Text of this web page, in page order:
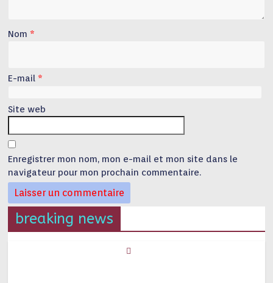
Nom *
E-mail *
Site web
Enregistrer mon nom, mon e-mail et mon site dans le
navigateur pour mon prochain commentaire.
breaking news